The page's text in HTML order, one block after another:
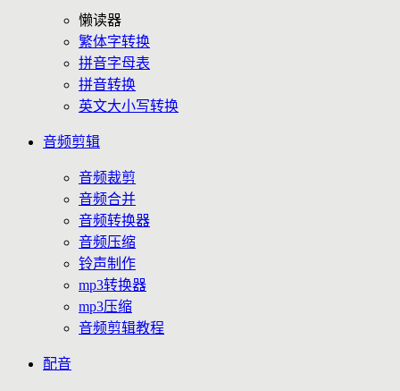
懒读器
繁体字转换
拼音字母表
拼音转换
英文大小写转换
音频剪辑
音频裁剪
音频合并
音频转换器
音频压缩
铃声制作
mp3转换器
mp3压缩
音频剪辑教程
配音